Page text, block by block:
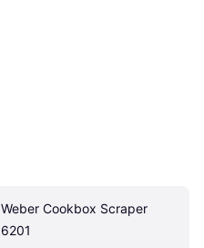
Weber Cookbox Scraper
6201